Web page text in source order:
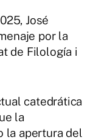
José
por la
de Filología i
catedrática
la
la apertura del